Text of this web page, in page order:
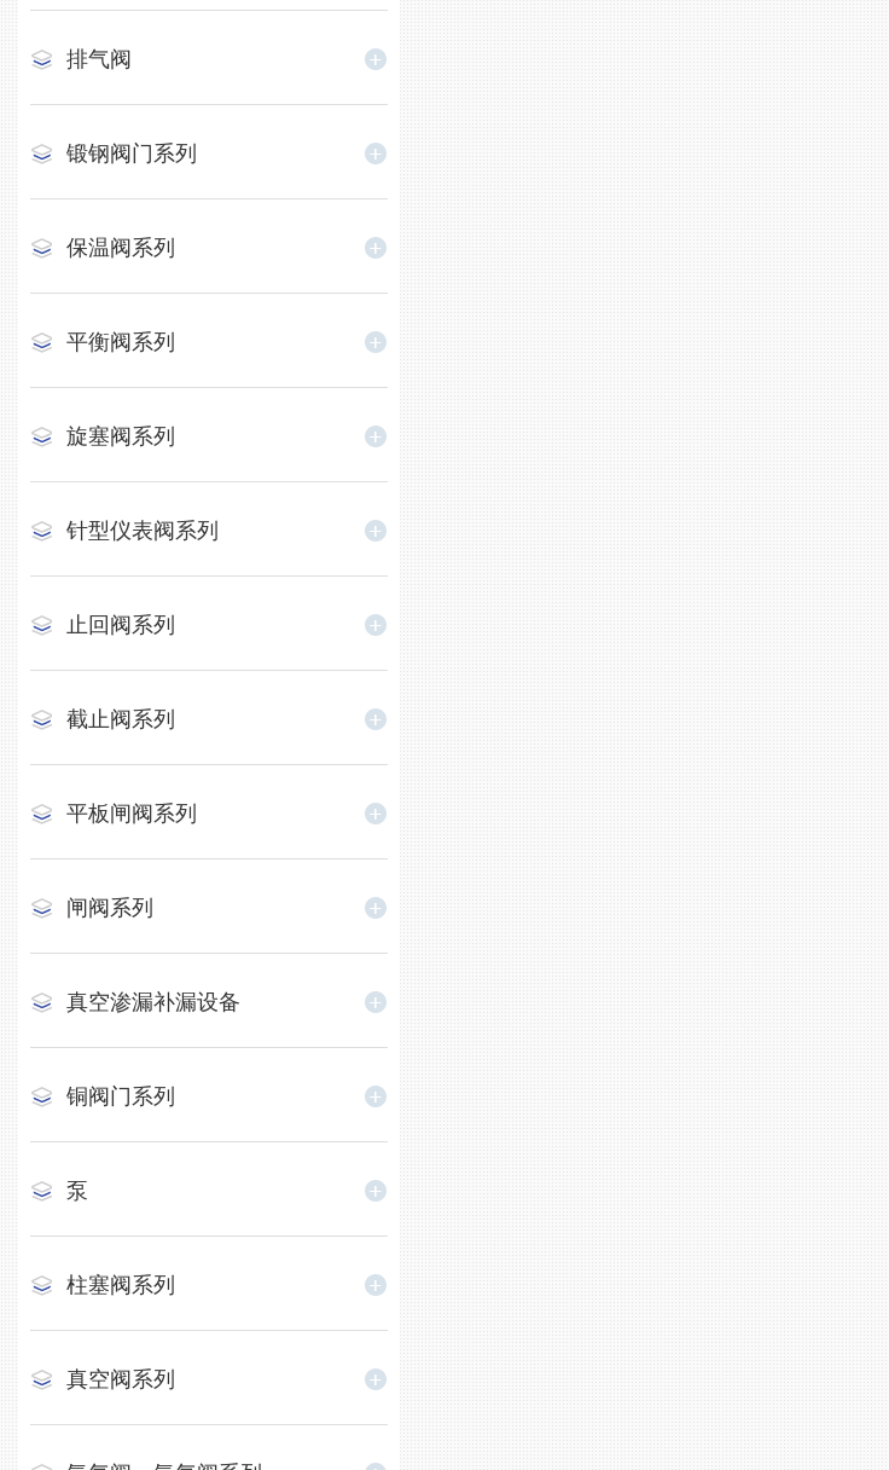
排气阀
锻钢阀门系列
保温阀系列
平衡阀系列
旋塞阀系列
针型仪表阀系列
止回阀系列
截止阀系列
平板闸阀系列
闸阀系列
真空渗漏补漏设备
铜阀门系列
泵
柱塞阀系列
真空阀系列